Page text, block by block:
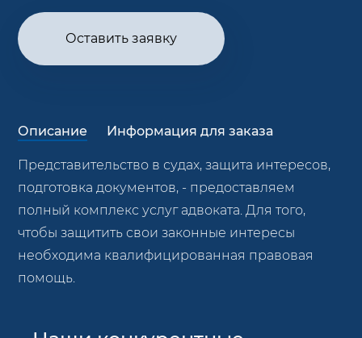
Оставить заявку
Описание Информация для заказа
Представительство в судах, защита интересов,
подготовка документов, - предоставляем
полный комплекс услуг адвоката. Для того,
чтобы защитить свои законные интересы
необходима квалифицированная правовая
помощь.